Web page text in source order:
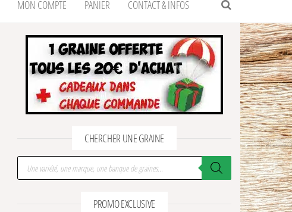
MON COMPTE PANIER CONTACT & INFOS
CHERCHER UNE GRAINE
Recherche de produits
PROMO EXCLUSIVE